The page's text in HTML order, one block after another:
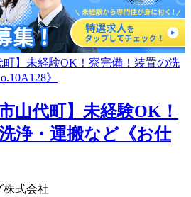
山代町】未経験OK！
浄・運搬など《お仕
株式会社